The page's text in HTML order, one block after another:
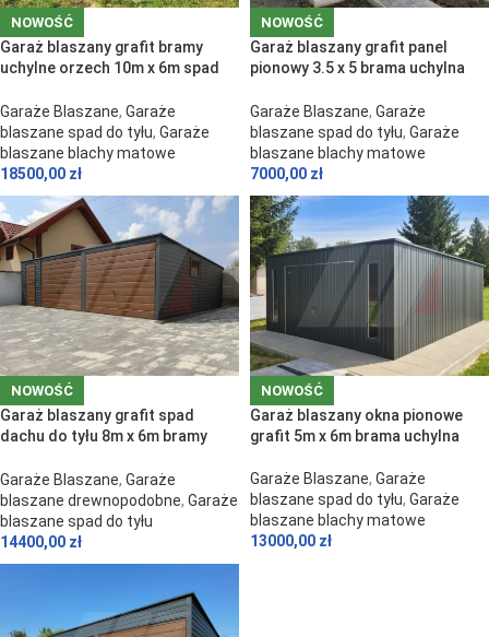
NOWOŚĆ
Garaż blaszany grafit bramy
uchylne orzech 10m x 6m spad
Garaże Blaszane, Garaże
blaszane spad do tyłu, Garaże
blaszane blachy matowe
18500,00 zł
NOWOŚĆ
Garaż blaszany grafit panel
pionowy 3.5 x 5 brama uchylna
Garaże Blaszane, Garaże
blaszane spad do tyłu, Garaże
blaszane blachy matowe
7000,00 zł
NOWOŚĆ
Garaż blaszany grafit spad
dachu do tyłu 8m x 6m bramy
Garaże Blaszane, Garaże
blaszane drewnopodobne, Garaże
blaszane spad do tyłu
14400,00 zł
NOWOŚĆ
Garaż blaszany okna pionowe
grafit 5m x 6m brama uchylna
Garaże Blaszane, Garaże
blaszane spad do tyłu, Garaże
blaszane blachy matowe
13000,00 zł